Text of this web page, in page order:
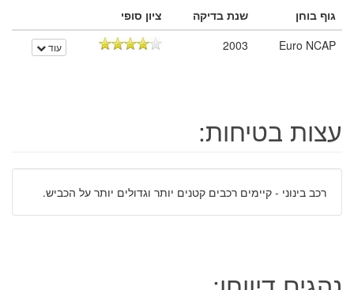
גוף בוחן שנת בדיקה
ציון סופי
Euro NCAP
2003 עוד
עצות בטיחות:
רכב בינוני - קיימים רכבים קטנים יותר וגדולים יותר על הכביש.